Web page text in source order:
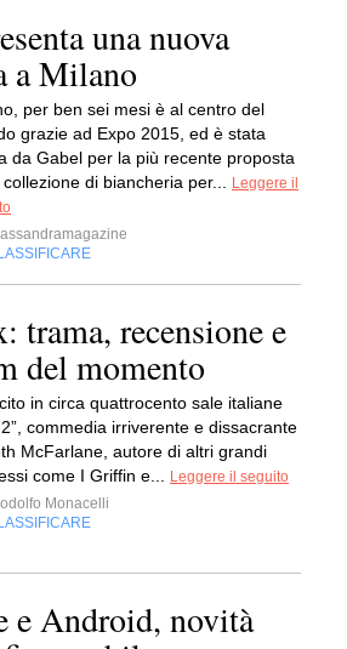
una nuova
a Milano
per ben sei mesi è al centro del
grazie ad Expo 2015, ed è stata
da Gabel per la più recente proposta
di biancheria per...
Leggere il
trama, recensione e
del momento
in circa quattrocento sale italiane
2”, commedia irriverente e dissacrante
McFarlane, autore di altri grandi
come I Griffin e...
Leggere il seguito
Monacelli
e Android, novità